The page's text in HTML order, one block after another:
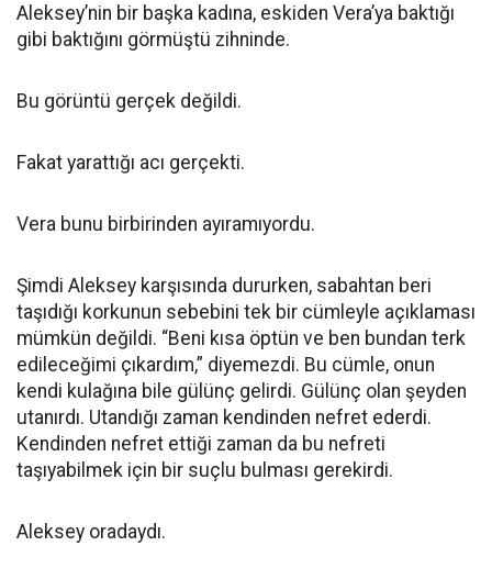
Aleksey’nin bir başka kadına, eskiden Vera’ya baktığı
gibi baktığını görmüştü zihninde.
Bu görüntü gerçek değildi.
Fakat yarattığı acı gerçekti.
Vera bunu birbirinden ayıramıyordu.
Şimdi Aleksey karşısında dururken, sabahtan beri
taşıdığı korkunun sebebini tek bir cümleyle açıklaması
mümkün değildi. “Beni kısa öptün ve ben bundan terk
edileceğimi çıkardım,” diyemezdi. Bu cümle, onun
kendi kulağına bile gülünç gelirdi. Gülünç olan şeyden
utanırdı. Utandığı zaman kendinden nefret ederdi.
Kendinden nefret ettiği zaman da bu nefreti
taşıyabilmek için bir suçlu bulması gerekirdi.
Aleksey oradaydı.